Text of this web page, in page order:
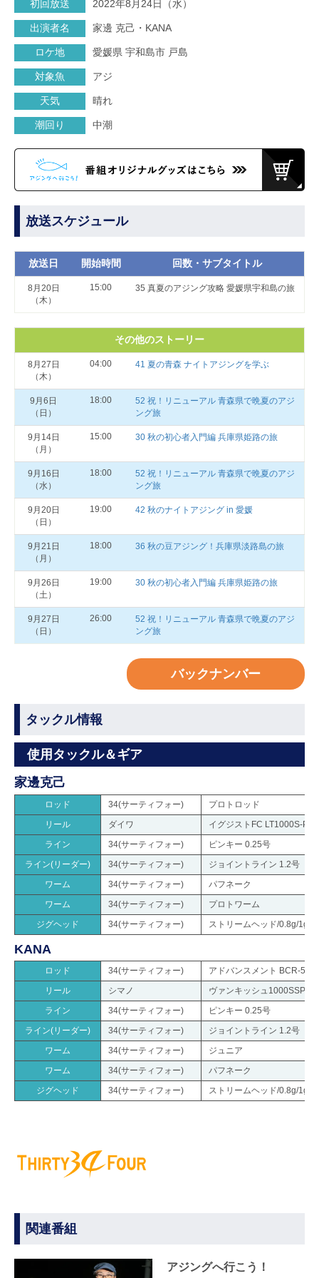
初回放送 2022年8月24日（水）
出演者名 家邊 克己・KANA
ロケ地 愛媛県 宇和島市 戸島
対象魚 アジ
天気 晴れ
潮回り 中潮
放送スケジュール
放送日 開始時間 回数・サブタイトル
8月20日
（木）
15:00 35 真夏のアジング攻略 愛媛県宇和島の旅
その他のストーリー
8月27日
（木）
04:00 41 夏の青森 ナイトアジングを学ぶ
9月6日
（日）
18:00
52 祝！リニューアル 青森県で晩夏のアジ
ング旅
9月14日
（月）
15:00 30 秋の初心者入門編 兵庫県姫路の旅
9月16日
（水）
18:00
52 祝！リニューアル 青森県で晩夏のアジ
ング旅
9月20日
（日）
19:00 42 秋のナイトアジング in 愛媛
9月21日
（月）
18:00 36 秋の豆アジング！兵庫県淡路島の旅
9月26日
（土）
19:00 30 秋の初心者入門編 兵庫県姫路の旅
9月27日
（日）
26:00
52 祝！リニューアル 青森県で晩夏のアジ
ング旅
バックナンバー
タックル情報
使用タックル＆ギア
家邊克己
ロッド 34(サーティフォー)
プロトロッド
リール
ダイワ
イグジストFC LT1000S-P
ライン
34(サーティフォー)
ピンキー 0.25号
ライン(リーダー)
34(サーティフォー)
ジョイントライン 1.2号
ワーム
34(サーティフォー)
パフネーク
ワーム
34(サーティフォー)
プロトワーム
ジグヘッド
34(サーティフォー) ストリームヘッド/0.8g/1g/
KANA
ロッド 34(サーティフォー)
アドバンスメント BCR-56
リール
シマノ
ヴァンキッシュ1000SSPG
ライン
34(サーティフォー)
ピンキー 0.25号
ライン(リーダー)
34(サーティフォー)
ジョイントライン 1.2号
ワーム
34(サーティフォー)
ジュニア
ワーム
34(サーティフォー)
パフネーク
ジグヘッド
34(サーティフォー) ストリームヘッド/0.8g/1g/
関連番組
アジングへ行こう！